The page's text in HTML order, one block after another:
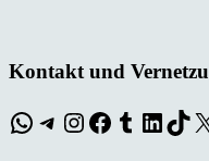
Kontakt und
WhatsApp
Telegram
Instagram
Facebook
TumblrX